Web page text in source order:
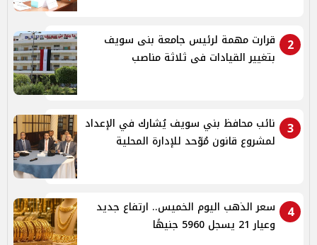
2
قرارت مهمة لرئيس جامعة بنى سويف
بتغيير القيادات فى ثلاثة مناصب
3
نائب محافظ بني سويف يُشارك في الإعداد
لمشروع قانون مُوّحد للإدارة المحلية
4
سعر الذهب اليوم الخميس.. ارتفاع جديد
وعيار 21 يسجل 5960 جنيهًا